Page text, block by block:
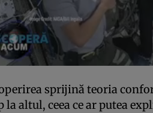
sprijină teoria
la altul, ceea ce ar putea